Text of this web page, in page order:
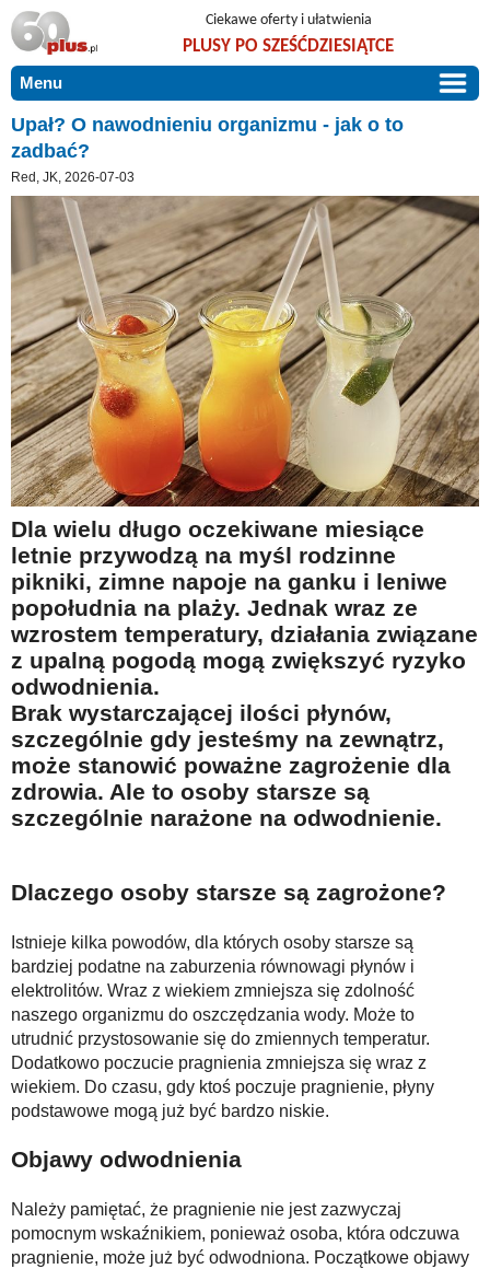
Ciekawe oferty i ułatwienia
PLUSY PO SZEŚĆDZIESIĄTCE
Menu
START
PROMOCJE
ARTYKUŁY
Szczególnie polecamy
Użyteczne porady
Szlachetne zdrowie
Mieszkaj wygodnie i bez barier
Warto wiedzieć!
Podróże i wypoczynek
Taniej, okazyjnie, specjalnie dla 60plus
Na wesoło
Hobby i pasje
Żyj aktywnie
60plus - najcenniejsi klienci
Dobra opieka
Warto naśladować
Coś dla ducha
Smacznie i zdrowo
O finansach i społeczeństwie - edukacja nie tylko dla 60plus
Stop samotności
Bezpiecznie i w zgodzie z prawem
DLA BLISKICH
ZGŁOŚ OFERTĘ
O NAS
KONTAKT
Upał? O nawodnieniu organizmu - jak o to
zadbać?
Red, JK, 2026-07-03
Dla wielu długo oczekiwane miesiące
letnie przywodzą na myśl rodzinne
pikniki, zimne napoje na ganku i leniwe
popołudnia na plaży. Jednak wraz ze
wzrostem temperatury, działania związane
z upalną pogodą mogą zwiększyć ryzyko
odwodnienia.
Brak wystarczającej ilości płynów,
szczególnie gdy jesteśmy na zewnątrz,
może stanowić poważne zagrożenie dla
zdrowia. Ale to osoby starsze są
szczególnie narażone na odwodnienie.
Dlaczego osoby starsze są zagrożone?
Istnieje kilka powodów, dla których osoby starsze są
bardziej podatne na zaburzenia równowagi płynów i
elektrolitów. Wraz z wiekiem zmniejsza się zdolność
naszego organizmu do oszczędzania wody. Może to
utrudnić przystosowanie się do zmiennych temperatur.
Dodatkowo poczucie pragnienia zmniejsza się wraz z
wiekiem. Do czasu, gdy ktoś poczuje pragnienie, płyny
podstawowe mogą już być bardzo niskie.
Objawy odwodnienia
Należy pamiętać, że pragnienie nie jest zazwyczaj
pomocnym wskaźnikiem, ponieważ osoba, która odczuwa
pragnienie, może już być odwodniona. Początkowe objawy